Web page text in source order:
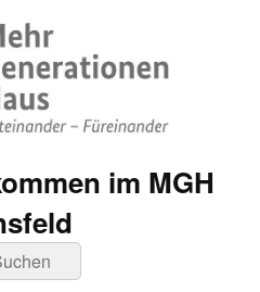
im MGH